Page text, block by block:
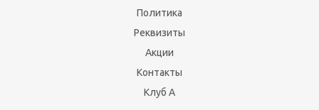
Политика
Реквизиты
Акции
Контакты
Клуб А